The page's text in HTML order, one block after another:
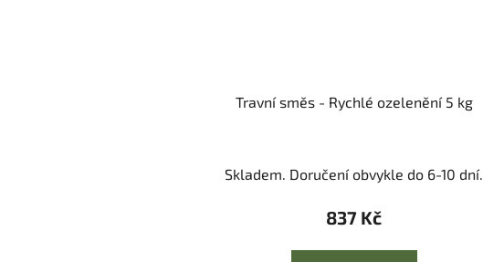
Travní směs - Rychlé ozelenění 5 kg
Skladem. Doručení obvykle do 6-10 dní.
837 Kč